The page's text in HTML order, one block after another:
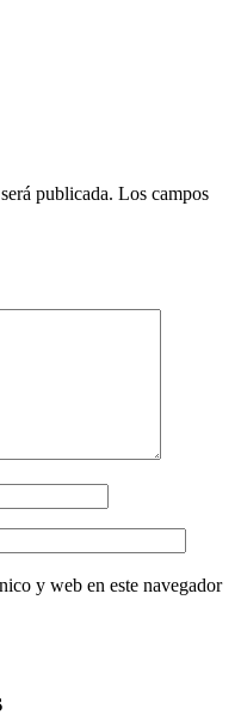
publicada. Los campos
y web en este navegador